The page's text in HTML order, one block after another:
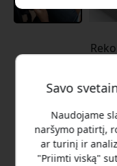
Yra
Savo
Naudojame
naršymo patirtį,
ar turinį ir
"Priimti viską"